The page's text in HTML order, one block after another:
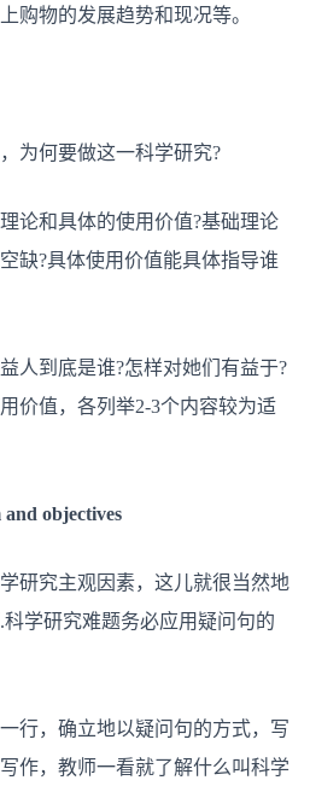
购物的发展趋势和现况等。
为何要做这一科学研究?
论和具体的使用价值?基础理论
缺?具体使用价值能具体指导谁
人到底是谁?怎样对她们有益于?
价值，各列举2-3个内容较为适
and objectives
研究主观因素，这儿就很当然地
学研究难题务必应用疑问句的
行，确立地以疑问句的方式，写
作，教师一看就了解什么叫科学